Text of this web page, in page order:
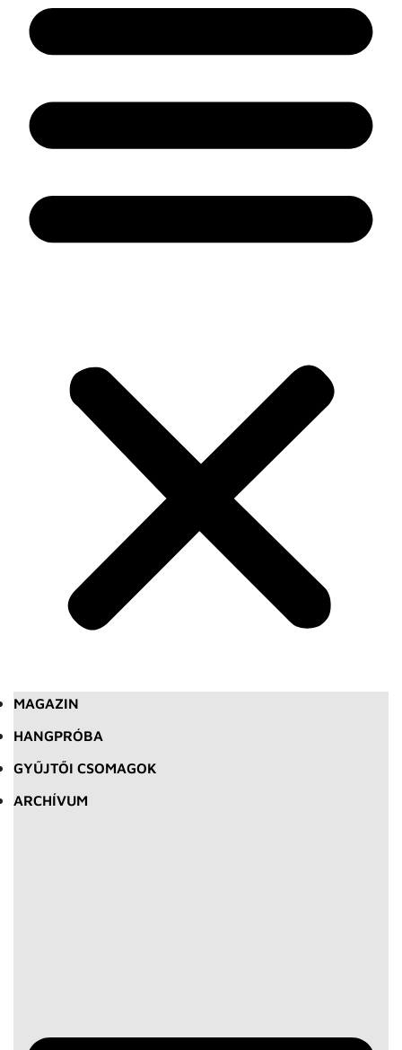
MAGAZIN
HANGPRÓBA
GYŰJTŐI CSOMAGOK
ARCHÍVUM